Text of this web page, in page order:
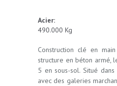
Acier:
490.000 Kg
Construction clé en
structure en béton armé,
5 en sous-sol. Situé
avec des galeries